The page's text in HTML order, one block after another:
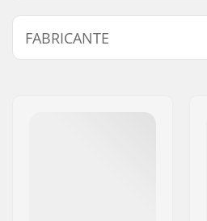
Largura do Deck:
5"
Comprimento da
tábua:
FABRICANTE